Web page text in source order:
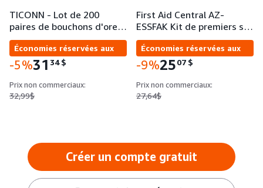
TICONN - Lot de 200
paires de bouchons d'ore…
Économies réservées aux
entreprises
-5%31 34 $
Prix non commerciaux:
32,99$
First Aid Central AZ-
ESSFAK Kit de premiers s…
Économies réservées aux
entreprises
-9%2507 $
Prix non commerciaux:
27,64$
Créer un compte gratuit